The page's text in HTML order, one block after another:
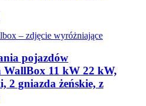
pojazdów
WallBox 11 kW 22 kW,
2 gniazda żeńskie, z